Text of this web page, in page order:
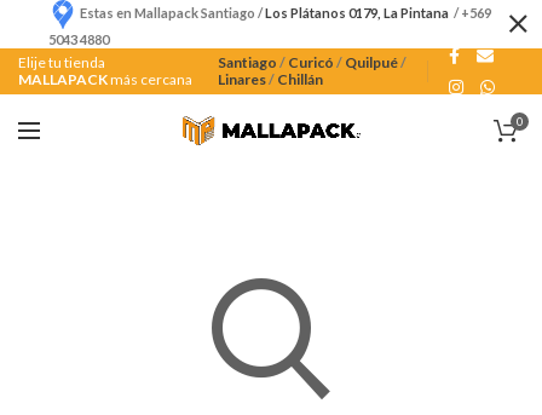
Elije tu tienda
MALLAPACKmás cercana
Santiago / Curicó / Quilpué/
Linares/ Chillán
0
Estas en Mallapack Santiago /Los Plátanos 0179, La Pintana / +569
5043 4880